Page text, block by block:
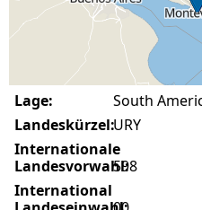
Lage:
South
Landeskürzel:URY
Internationale
Landesvorwahl:
598
International